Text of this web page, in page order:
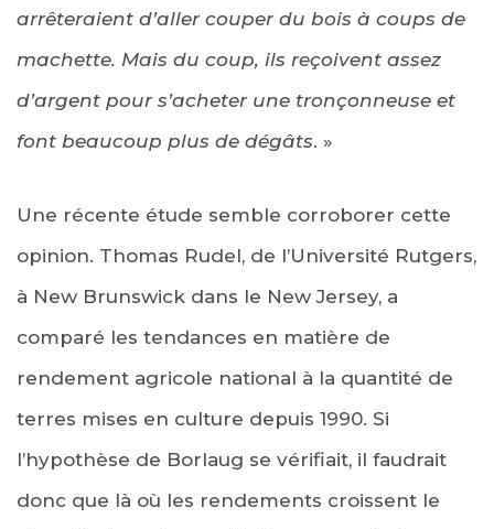
arrêteraient d’aller couper du bois à coups de
machette. Mais du coup, ils reçoivent assez
d’argent pour s’acheter une tronçonneuse et
font beaucoup plus de dégâts. »
Une récente étude semble corroborer cette
opinion. Thomas Rudel, de l’Université Rutgers,
à New Brunswick dans le New Jersey, a
comparé les tendances en matière de
rendement agricole national à la quantité de
terres mises en culture depuis 1990. Si
l’hypothèse de Borlaug se vérifiait, il faudrait
donc que là où les rendements croissent le